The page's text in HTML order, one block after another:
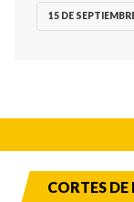
15 DE
CORTES DE